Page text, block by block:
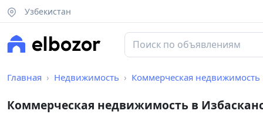
Узбекистан
Главная Недвижимость Коммерческая недвижимость
Коммерческая недвижимость в